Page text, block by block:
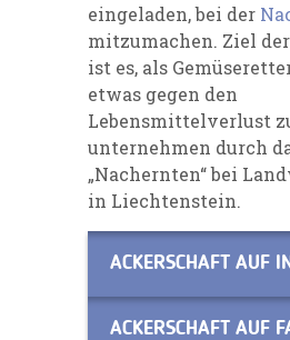
eingeladen, bei der
mitzumachen. Ziel
ist es, als
etwas gegen den
Lebensmittelverlust
unternehmen durch
„Nachernten“ bei
in Liechtenstein.
ACKERSCHAFT AUF
ACKERSCHAFT AUF